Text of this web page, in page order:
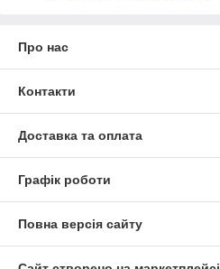
Про нас
Контакти
Доставка та оплата
Графік роботи
Повна версія сайту